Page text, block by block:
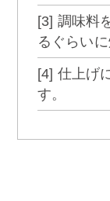
[3] 調味料
るぐらいに
[4] 仕上げ
す。